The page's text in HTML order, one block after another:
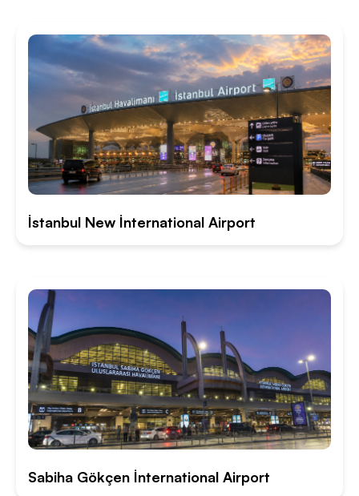
İstanbul New İnternational Airport
Sabiha Gökçen İnternational Airport